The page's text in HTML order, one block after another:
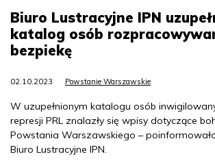
Biuro Lustracyjne IPN
katalog osób
bezpiekę
02.10.2023 Powstanie Warszawskie
W uzupełnionym katalogu osób
represji PRL znalazły się wpisy dotyczące
Powstania Warszawskiego –
Biuro Lustracyjne IPN.